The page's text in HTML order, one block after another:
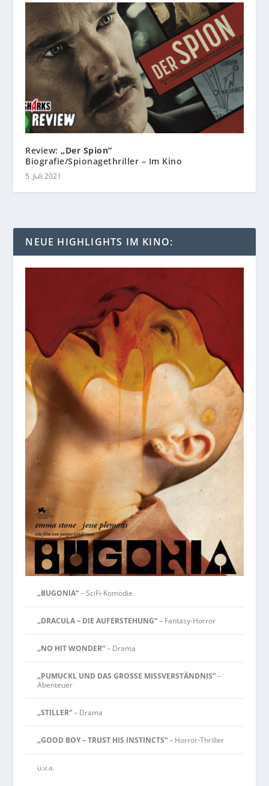
Review:„Der Spion“
Biografie/Spionagethriller – Im Kino
5. Juli 2021
NEUE HIGHLIGHTS IM KINO:
„BUGONIA“– SciFi-Komödie
„DRACULA – DIE AUFERSTEHUNG“– Fantasy-Horror
„NO HIT WONDER“– Drama
„PUMUCKL UND DAS GROSSE MISSVERSTÄNDNIS“–
Abenteuer
„STILLER“– Drama
„GOOD BOY – TRUST HIS INSTINCTS“– Horror-Thriller
u.v.a.